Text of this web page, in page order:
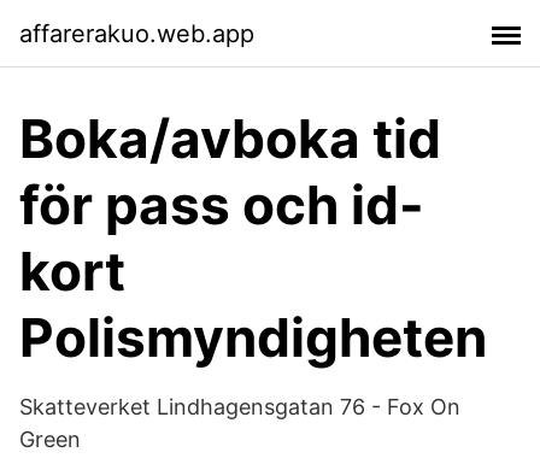
affarerakuo.web.app
Boka/avboka tid
för pass och id-
kort
Polismyndigheten
Skatteverket Lindhagensgatan 76 - Fox On
Green